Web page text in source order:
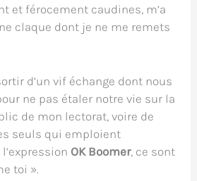
et férocement caudines, m’a
claque dont je ne me remets
d’un vif échange dont nous
ne pas étaler notre vie sur la
de mon lectorat, voire de
seuls qui emploient
OK Boomer, ce sont
toi ».